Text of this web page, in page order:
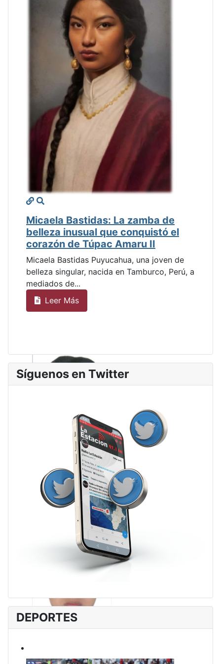
Micaela Bastidas: La zamba de
belleza inusual que conquistó el
corazón de Túpac Amaru II
Micaela Bastidas Puyucahua, una joven de
belleza singular, nacida en Tamburco, Perú, a
mediados de...
Leer Más
Síguenos en Twitter
DEPORTES